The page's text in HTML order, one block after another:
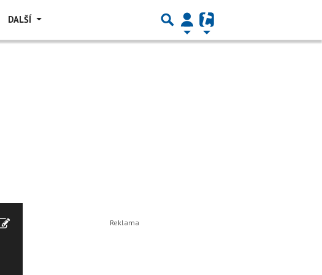
DALŠÍ